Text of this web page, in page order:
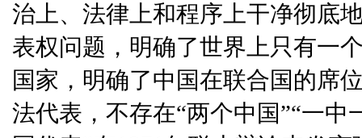
治上、法律上和程序上干净彻底
表权问题，明确了世界上只有一
国家，明确了中国在联合国的席
法代表，不存在“两个中国”“一